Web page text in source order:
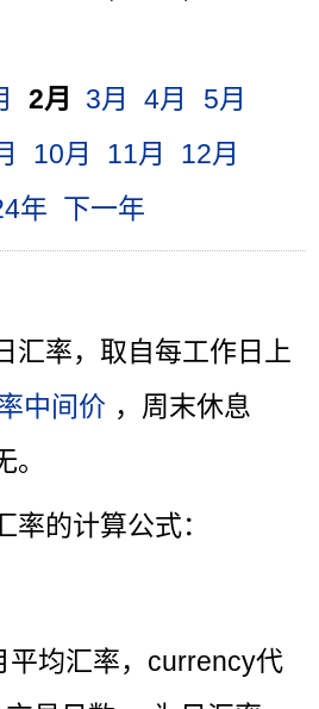
2月 3月 4月
5月
10月 11月
12月
年 下一年
汇率，取自每工作日上
中间价 ，周末休息
率的计算公式：
平均汇率，currency代